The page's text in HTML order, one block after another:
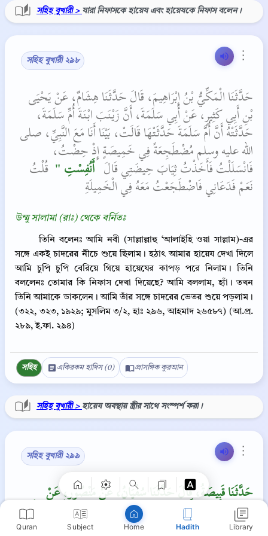
Quran Subject Home Hadith Library
সহিহ বুখারী > যারা নিফাসকে হায়েয এবং হায়েযকে নিফাস বলেন।
⋮
সহিহ বুখারী ২৯৮
حَدَّثَنَا الْمَكِّيُّ بْنُ إِبْرَاهِيمَ، قَالَ حَدَّثَنَا هِشَامٌ، عَنْ يَحْيَى
بْنِ أَبِي كَثِيرٍ، عَنْ أَبِي سَلَمَةَ، أَنَّ زَيْنَبَ ابْنَةَ أُمِّ سَلَمَةَ،
حَدَّثَتْهُ أَنَّ أُمَّ سَلَمَةَ حَدَّثَتْهَا قَالَتْ، بَيْنَا أَنَا مَعَ النَّبِيِّ، صلى
الله عليه وسلم مُضْطَجِعَةً فِي خَمِيصَةٍ إِذْ حِضْتُ،
فَانْسَلَلْتُ فَأَخَذْتُ ثِيَابَ حِيضَتِي قَالَ ‏
‏ أَنُفِسْتِ ‏" ‏‏‏ قُلْتُ
نَعَمْ‏‏ فَدَعَانِي فَاضْطَجَعْتُ مَعَهُ فِي الْخَمِيلَةِ‏‏
উম্মু সালামা (রাঃ) থেকে বর্নিতঃ
তিনি বলেনঃ আমি নবী (সাল্লাল্লাহু ‘আলাইহি ওয়া সাল্লাম)-এর
সঙ্গে একই চাদরের নীচে শুয়ে ছিলাম। হঠাৎ আমার হায়েয দেখা দিলে
আমি চুপি চুপি বেরিয়ে গিয়ে হায়েযের কাপড় পরে নিলাম। তিনি
বললেনঃ তোমার কি নিফাস দেখা দিয়েছে? আমি বললাম, হ্যাঁ। তখন
তিনি আমাকে ডাকলেন। আমি তাঁর সঙ্গে চাদরের ভেতর শুয়ে পড়লাম।
(৩২২, ৩২৩, ১৯২৯; মুসলিম ৩/২, হাঃ ২৯৬, আহমাদ ২৬৫৮৭) (আ.প্র.
২৮৯, ই.ফা. ২৯৪)
সহিহ একিরকম হাদিস (0) প্রাসঙ্গিক কুরআন
সহিহ বুখারী > হায়েয অবস্থায় স্ত্রীর সাথে সংস্পর্শ করা।
⋮
সহিহ বুখারী ২৯৯
حَدَّثَنَا قَبِيصَةُ، قَالَ حَدَّثَنَا سُفْيَانُ، عَنْ مَنْصُورٍ، عَنْ
إِبْرَاهِيمَ، عَنِ الأَسْوَدِ، عَنْ عَائِشَةَ، قَالَتْ كُنْتُ أَغْتَسِلُ أَنَا
وَالنَّبِيُّ، صلى الله عليه وسلم مِنْ إِنَاءٍ وَاحِدٍ، كِلاَنَا جُنُبٌ‏.‏